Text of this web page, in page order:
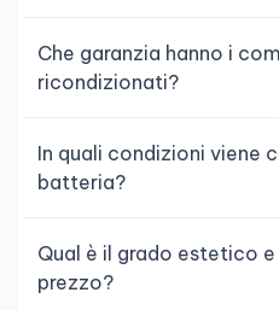
Che garanzia hanno i
ricondizionati?
In quali condizioni viene
batteria?
Qual è il grado estetico
prezzo?